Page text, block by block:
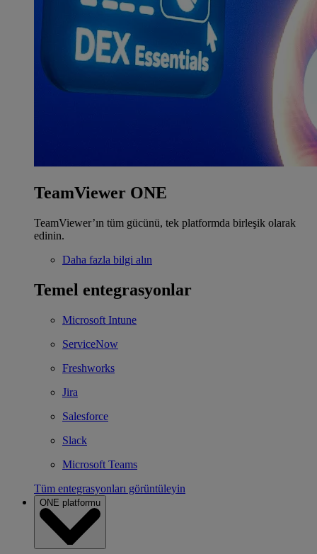
TeamViewer ONE
TeamViewer’ın tüm gücünü, tek platformda birleşik olarak
edinin.
Daha fazla bilgi alın
Temel entegrasyonlar
Microsoft Intune
ServiceNow
Freshworks
Jira
Salesforce
Slack
Microsoft Teams
Tüm entegrasyonları görüntüleyin
ONE platformu